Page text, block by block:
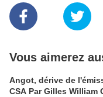
Vous aimerez
Angot, dérive de
CSA Par Gilles William